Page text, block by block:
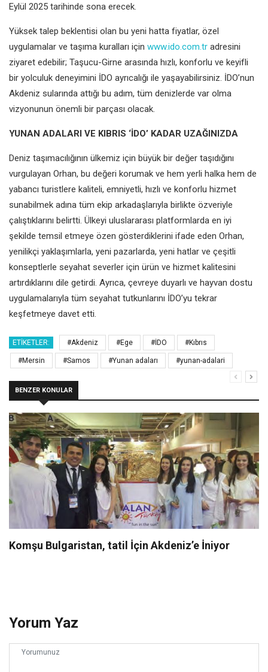
Eylül 2025 tarihinde sona erecek.
Yüksek talep beklentisi olan bu yeni hatta fiyatlar, özel
uygulamalar ve taşıma kuralları için www.ido.com.tr adresini
ziyaret edebilir; Taşucu-Girne arasında hızlı, konforlu ve keyifli
bir yolculuk deneyimini İDO ayrıcalığı ile yaşayabilirsiniz. İDO’nun
Akdeniz sularında attığı bu adım, tüm denizlerde var olma
vizyonunun önemli bir parçası olacak.
YUNAN ADALARI VE KIBRIS ‘İDO’ KADAR UZAĞINIZDA
Deniz taşımacılığının ülkemiz için büyük bir değer taşıdığını
vurgulayan Orhan, bu değeri korumak ve hem yerli halka hem de
yabancı turistlere kaliteli, emniyetli, hızlı ve konforlu hizmet
sunabilmek adına tüm ekip arkadaşlarıyla birlikte özveriyle
çalıştıklarını belirtti. Ülkeyi uluslararası platformlarda en iyi
şekilde temsil etmeye özen gösterdiklerini ifade eden Orhan,
yenilikçi yaklaşımlarla, yeni pazarlarda, yeni hatlar ve çeşitli
konseptlerle seyahat severler için ürün ve hizmet kalitesini
artırdıklarını dile getirdi. Ayrıca, çevreye duyarlı ve hayvan dostu
uygulamalarıyla tüm seyahat tutkunlarını İDO’yu tekrar
keşfetmeye davet etti.
ETIKETLER: #Akdeniz #Ege #İDO #Kıbrıs
#Mersin #Samos #Yunan adaları #yunan-adalari
BENZER KONULAR
Komşu Bulgaristan, tatil İçin Akdeniz’e İniyor
Yorum Yaz